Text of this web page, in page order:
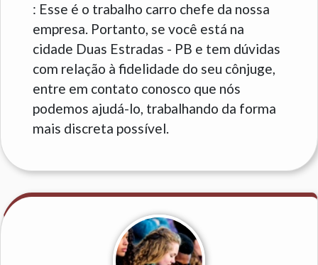
: Esse é o trabalho carro chefe da nossa
empresa. Portanto, se você está na
cidade Duas Estradas - PB e tem dúvidas
com relação à fidelidade do seu cônjuge,
entre em contato conosco que nós
podemos ajudá-lo, trabalhando da forma
mais discreta possível.